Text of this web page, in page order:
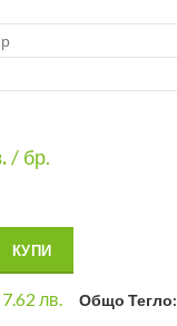
/ бр.
КУПИ
7.62 лв. Общо Тегло: